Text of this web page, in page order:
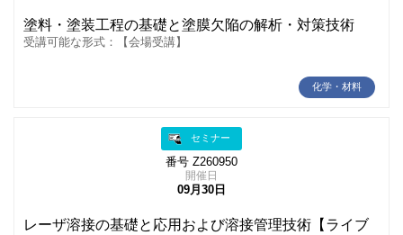
塗料・塗装工程の基礎と塗膜欠陥の解析・対策技術
受講可能な形式：【会場受講】
化学・材料
セミナー
番号 Z260950
開催日
09月30日
レーザ溶接の基礎と応用および溶接管理技術【ライブ